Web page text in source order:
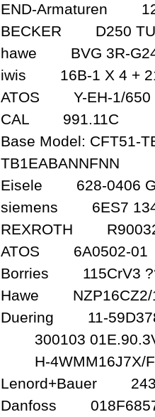
END-Armaturen
BECKER D250
hawe BVG 3R-
iwis 16B-1 X 4 +
ATOS Y-EH-1/650
CAL 991.11C
Base Model:
TB1EABANNFNN
Eisele 628-0406
siemens 6ES7
REXROTH
ATOS 6A0502-01
Borries 115CrV3
Hawe NZP16CZ2/
Duering 11-
300103
H-4WMM16J7X/F
Lenord+Bauer
Danfoss